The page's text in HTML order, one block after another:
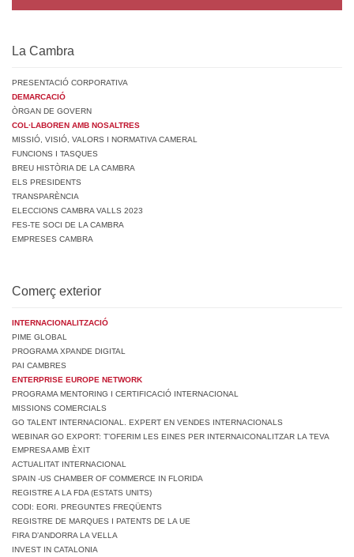
La Cambra
PRESENTACIÓ CORPORATIVA
DEMARCACIÓ
ÒRGAN DE GOVERN
COL·LABOREN AMB NOSALTRES
MISSIÓ, VISIÓ, VALORS I NORMATIVA CAMERAL
FUNCIONS I TASQUES
BREU HISTÒRIA DE LA CAMBRA
ELS PRESIDENTS
TRANSPARÈNCIA
ELECCIONS CAMBRA VALLS 2023
FES-TE SOCI DE LA CAMBRA
EMPRESES CAMBRA
Comerç exterior
INTERNACIONALITZACIÓ
PIME GLOBAL
PROGRAMA XPANDE DIGITAL
PAI CAMBRES
ENTERPRISE EUROPE NETWORK
PROGRAMA MENTORING I CERTIFICACIÓ INTERNACIONAL
MISSIONS COMERCIALS
GO TALENT INTERNACIONAL. EXPERT EN VENDES INTERNACIONALS
WEBINAR GO EXPORT: T’OFERIM LES EINES PER INTERNAICONALITZAR LA TEVA
EMPRESA AMB ÈXIT
ACTUALITAT INTERNACIONAL
SPAIN -US CHAMBER OF COMMERCE IN FLORIDA
REGISTRE A LA FDA (ESTATS UNITS)
CODI: EORI. PREGUNTES FREQÜENTS
REGISTRE DE MARQUES I PATENTS DE LA UE
FIRA D’ANDORRA LA VELLA
INVEST IN CATALONIA